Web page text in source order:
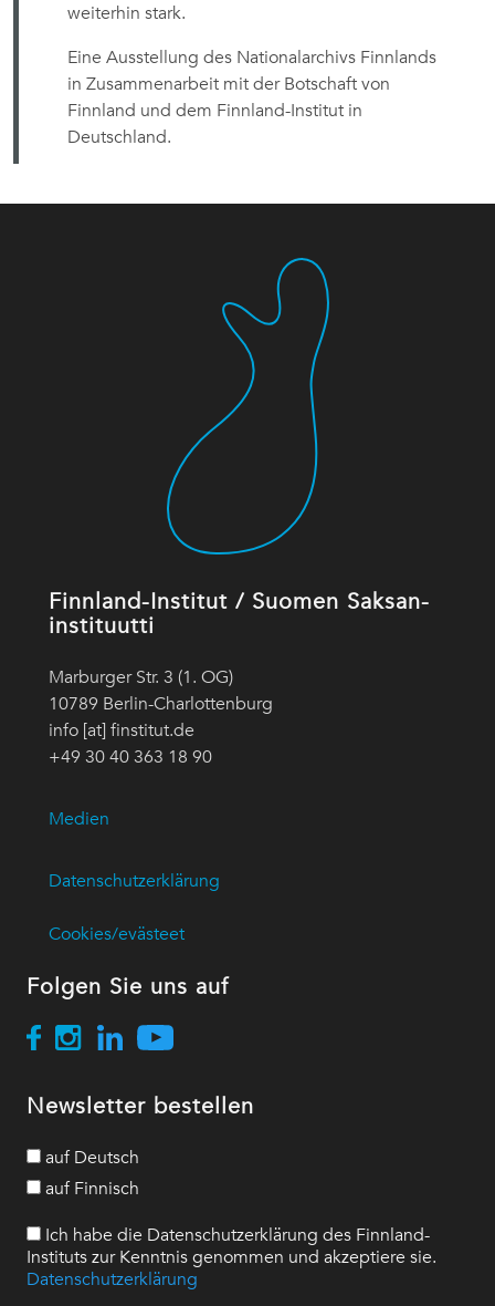
weiterhin stark.
Eine Ausstellung des Nationalarchivs Finnlands
in Zusammenarbeit mit der Botschaft von
Finnland und dem Finnland-Institut in
Deutschland.
Finnland-Institut / Suomen Saksan-
instituutti
Marburger Str. 3 (1. OG)
10789 Berlin-Charlottenburg
info [at] finstitut.de
+49 30 40 363 18 90
Medien
Datenschutzerklärung
Cookies/evästeet
Folgen Sie uns auf
Newsletter bestellen
auf Deutsch
auf Finnisch
Ich habe die Datenschutzerklärung des Finnland-
Instituts zur Kenntnis genommen und akzeptiere sie.
Datenschutzerklärung